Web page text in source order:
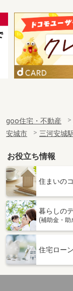
goo住宅・不動産
安城市
三河安城
お役立ち情報
住まいの
暮らしの
(補助金・助
住宅ローン